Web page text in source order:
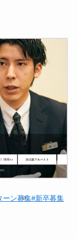
ーン募集#新卒募集